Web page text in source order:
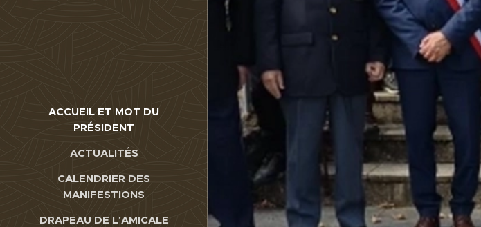
ACCUEIL ET MOT DU
PRÉSIDENT
ACTUALITÉS
CALENDRIER DES
MANIFESTIONS
DRAPEAU DE L'AMICALE